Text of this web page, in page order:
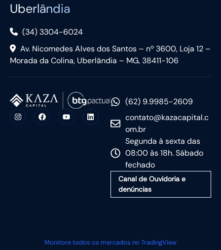
Uberlândia
(34) 3304-6024
Av. Nicomedes Alves dos Santos – nº 3600, Loja 12 –
Morada da Colina, Uberlândia – MG, 38411-106
(62) 9.9985-2609
contato@kazacapital.c
om.br
Segunda à sexta das
08:00 às 18h. Sábado
fechado
Canal de Ouvidoria e
denúncias
Monitore todos os mercados no TradingView